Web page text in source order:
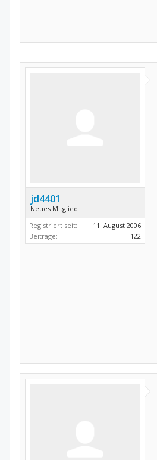
jd4401
Neues Mitglied
Registriert seit:
11. August 2006
Beiträge:
122